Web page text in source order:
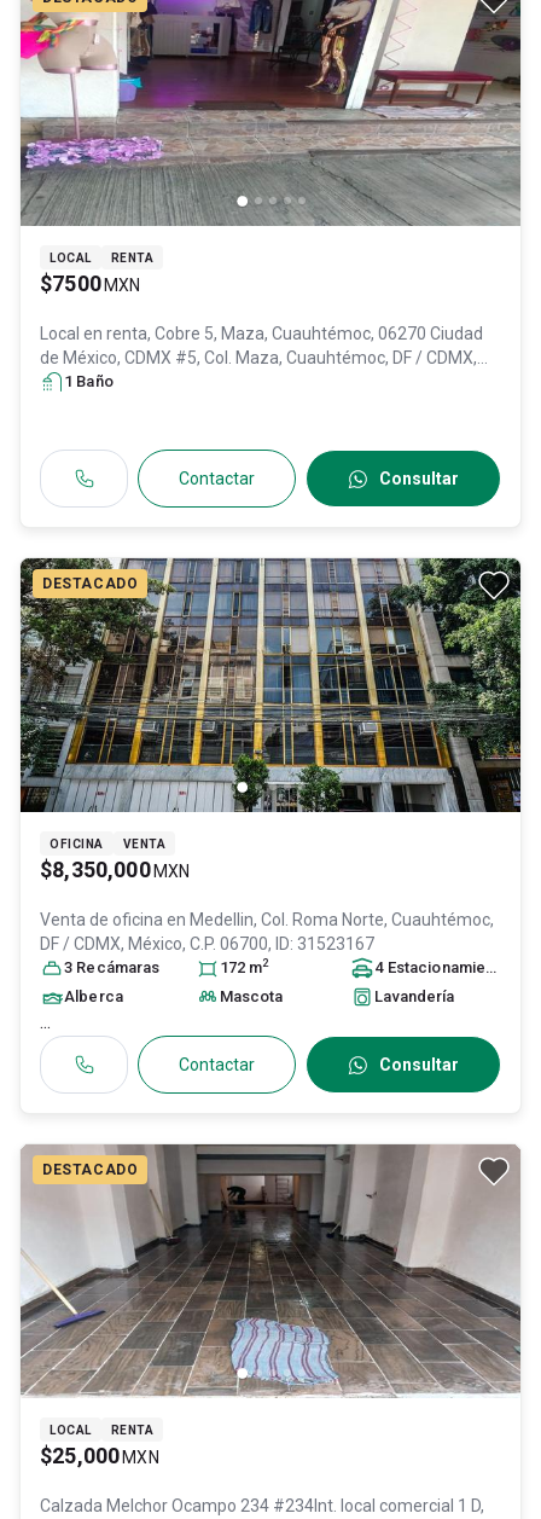
LOCAL RENTA
$7500 MXN
Local en renta, Cobre 5, Maza, Cuauhtémoc, 06270 Ciudad
de México, CDMX #5, Col. Maza, Cuauhtémoc, DF / CDMX,
México, C.P. 06270
1 Baño
Contactar Consultar
DESTACADO
OFICINA VENTA
$8,350,000 MXN
Venta de oficina en Medellin, Col. Roma Norte, Cuauhtémoc,
DF / CDMX, México, C.P. 06700, ID: 31523167
3 Recámaras 172 m2 4 Estacionamiento
Alberca
Mascota Lavandería
...
Contactar Consultar
DESTACADO
LOCAL RENTA
$25,000 MXN
Calzada Melchor Ocampo 234 #234Int. local comercial 1 D,